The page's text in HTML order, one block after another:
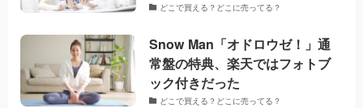
どこで買える？どこに売ってる？
Snow Man「オドロウゼ！」通
常盤の特典、楽天ではフォトブ
ック付きだった
どこで買える？どこに売ってる？